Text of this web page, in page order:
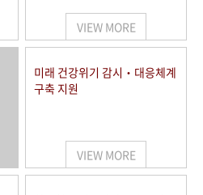
VIEW MORE
미래 건강위기 감시‧대응체계
구축 지원
VIEW MORE